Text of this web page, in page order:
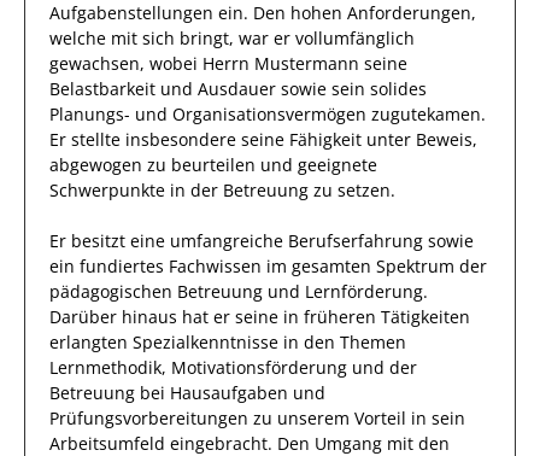
Aufgabenstellungen ein. Den hohen Anforderungen,
welche mit sich bringt, war er vollumfänglich
gewachsen, wobei Herrn Mustermann seine
Belastbarkeit und Ausdauer sowie sein solides
Planungs- und Organisationsvermögen zugutekamen.
Er stellte insbesondere seine Fähigkeit unter Beweis,
abgewogen zu beurteilen und geeignete
Schwerpunkte in der Betreuung zu setzen.
Er besitzt eine umfangreiche Berufserfahrung sowie
ein fundiertes Fachwissen im gesamten Spektrum der
pädagogischen Betreuung und Lernförderung.
Darüber hinaus hat er seine in früheren Tätigkeiten
erlangten Spezialkenntnisse in den Themen
Lernmethodik, Motivationsförderung und der
Betreuung bei Hausaufgaben und
Prüfungsvorbereitungen zu unserem Vorteil in sein
Arbeitsumfeld eingebracht. Den Umgang mit den